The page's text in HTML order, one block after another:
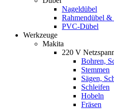
Nageldübel
Rahmendübel &
PVC-Dübel
Werkzeuge
Makita
220 V
Bohren,
Stemmen
Sägen,
Schleifen
Hobeln
Fräsen